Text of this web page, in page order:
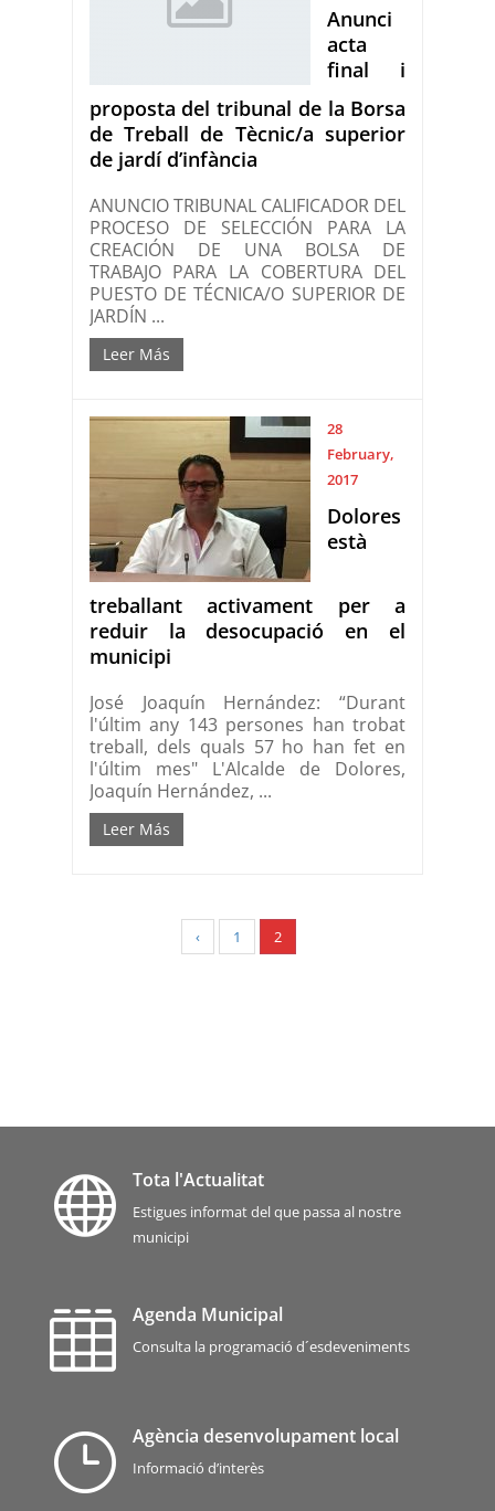
Anunci
acta
final i
proposta del tribunal de la Borsa
de Treball de Tècnic/a superior
de jardí d’infància
ANUNCIO TRIBUNAL CALIFICADOR DEL
PROCESO DE SELECCIÓN PARA LA
CREACIÓN DE UNA BOLSA DE
TRABAJO PARA LA COBERTURA DEL
PUESTO DE TÉCNICA/O SUPERIOR DE
JARDÍN ...
Leer Más
28
February,
2017
Dolores
està
treballant activament per a
reduir la desocupació en el
municipi
José Joaquín Hernández: “Durant
l'últim any 143 persones han trobat
treball, dels quals 57 ho han fet en
l'últim mes" L'Alcalde de Dolores,
Joaquín Hernández, ...
Leer Más
‹ 1 2
 Tota l'Actualitat
Estigues informat del que passa al nostre
municipi
 Agenda Municipal
Consulta la programació d´esdeveniments
} Agència desenvolupament local
Informació d’interès